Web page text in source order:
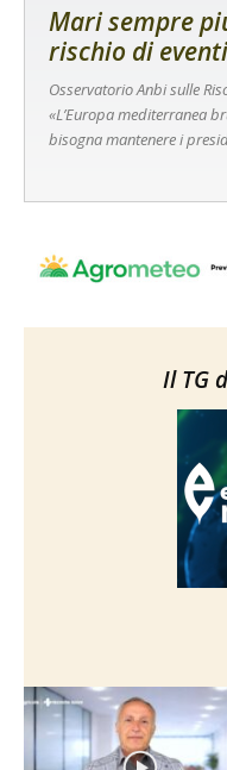
Mari sempre
rischio di
Osservatorio Anbi sulle
«L’Europa mediterranea
bisogna mantenere i
Il TG